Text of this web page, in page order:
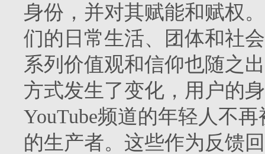
身份，并对其赋能和赋权
们的日常生活、团体和社
系列价值观和信仰也随之
方式发生了变化，用户的
YouTube频道的年轻人不
的生产者。这些作为反馈